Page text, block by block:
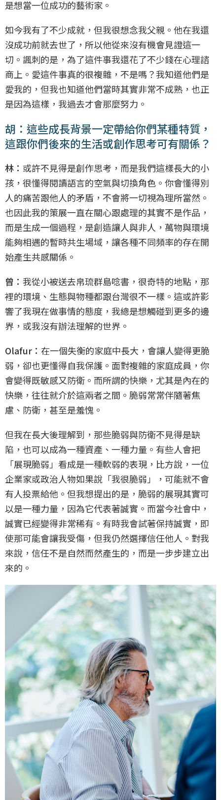
是想當一位成功的藝術家。
如今我有了不少成就，但我很想念我父親。他在我還
沒成功前就去世了，所以他從來沒有機會見證這一
切。諷刺的是，為了這件事我還花了不少錢在心理諮
商上。愛這件事真的很複雜，不是嗎？我知道他們是
愛我的，但我也知道他們當時其實非常不成熟，也正
是因為這樣，我過去才會那麼努力。
胡：這些成長背景一定帶給你們某種特質，
這跟你們後來的生活或創作思考可有關係？
林： 或許不見得是創作思考，而是我們這樣長大的小
孩，很懂得閱讀語言的空氣與切換角色。你會懂得別
人的痛苦跟他人的矛盾，不會將一切視為理所當然。
也因此我的策展一直在關心跟處理的其實不是作品，
而是生成一個過程，是創造讓人與非人，萬物與環境
能夠相遇的暫時共生場域，讓各種不同頻率的存在開
始產生共感關係。
曾： 我從小被送去帛琉群島唸書，很奇特的地點，那
裡的環境、生態與物種都跟台灣很不一樣。這或許影
響了我現在做事情的態度，我總是想觸碰到更多的邊
界，或我沒有辦法理解的世界。
Olafur： 在一個失衡的家庭中長大，會讓人變得更脆
弱，卻也更懂得自我保護。面對複雜的家庭成員，你
會變得既敏感又防衛。而所謂的快樂，尤其是內在的
快樂，往往就介於這兩者之間。脆弱常常伴隨著焦
慮、防衛，甚至是羞愧。
但我在長大後理解到，那些脆弱與防衛不見得是缺
陷，也可以成為一種資產、一種力量。有些人會把
「展現脆弱」看成是一種軟弱的表現，比方說，一位
企業家或政治人物如果說「我很脆弱」，可能就不會
有人投票給他。但我想提出的是，脆弱的展現其實可
以是一種力量，因為它代表著誠實。而當今社會中，
誠實已經變得非常稀有。有時我會試著保持誠實，即
使那可能會讓我受傷，但我仍然選擇信任他人。對我
來說，信任不是自然而然產生的，而是一步步建立出
來的。